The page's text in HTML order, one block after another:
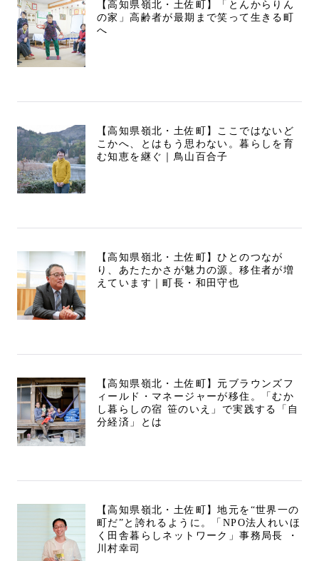
【高知県嶺北・土佐町】「とんからりん
の家」高齢者が最期まで笑って生きる町
へ
【高知県嶺北・土佐町】ここではないど
こかへ、とはもう思わない。暮らしを育
む知恵を継ぐ｜鳥山百合子
【高知県嶺北・土佐町】ひとのつなが
り、あたたかさが魅力の源。移住者が増
えています｜町長・和田守也
【高知県嶺北・土佐町】元ブラウンズフ
ィールド・マネージャーが移住。「むか
し暮らしの宿 笹のいえ」で実践する「自
分経済」とは
【高知県嶺北・土佐町】地元を“世界一の
町だ”と誇れるように。「NPO法人れいほ
く田舎暮らしネットワーク」事務局長 ・
川村幸司